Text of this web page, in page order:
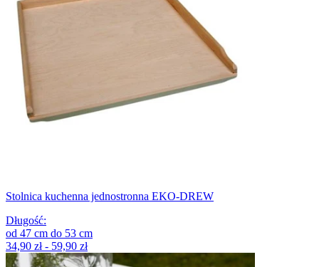
Stolnica kuchenna jednostronna EKO-DREW
Długość:
od 47 cm do 53 cm
34,90 zł - 59,90 zł